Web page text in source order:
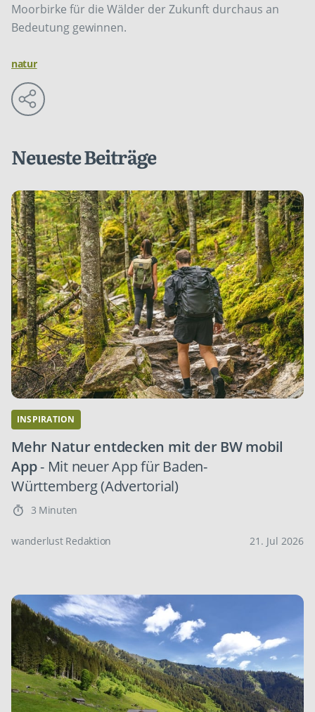
Moorbirke für die Wälder der Zukunft durchaus an
Bedeutung gewinnen.
natur
Neueste Beiträge
INSPIRATION
Mehr Natur entdecken mit der BW mobil
App- Mit neuer App für Baden-
Württemberg (Advertorial)
3 Minuten
wanderlust Redaktion 21. Jul 2026